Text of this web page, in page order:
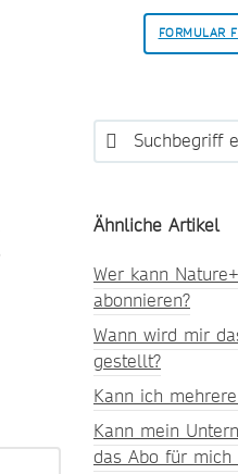
FORMULAR
Ähnliche Artikel
Wer kann
abonnieren?
Wann wird mir
gestellt?
Kann ich
Kann mein
das Abo für mich